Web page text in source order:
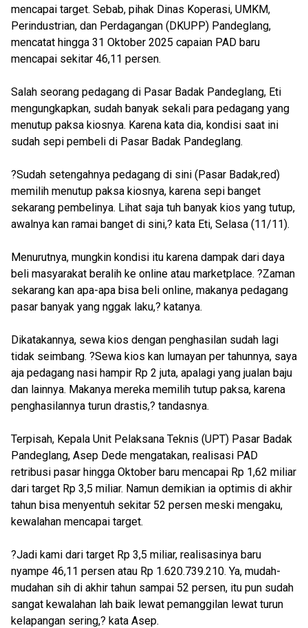
mencapai target. Sebab, pihak Dinas Koperasi, UMKM,
Perindustrian, dan Perdagangan (DKUPP) Pandeglang,
mencatat hingga 31 Oktober 2025 capaian PAD baru
mencapai sekitar 46,11 persen.
Salah seorang pedagang di Pasar Badak Pandeglang, Eti
mengungkapkan, sudah banyak sekali para pedagang yang
menutup paksa kiosnya. Karena kata dia, kondisi saat ini
sudah sepi pembeli di Pasar Badak Pandeglang.
?Sudah setengahnya pedagang di sini (Pasar Badak,red)
memilih menutup paksa kiosnya, karena sepi banget
sekarang pembelinya. Lihat saja tuh banyak kios yang tutup,
awalnya kan ramai banget di sini,? kata Eti, Selasa (11/11).
Menurutnya, mungkin kondisi itu karena dampak dari daya
beli masyarakat beralih ke online atau marketplace. ?Zaman
sekarang kan apa-apa bisa beli online, makanya pedagang
pasar banyak yang nggak laku,? katanya.
Dikatakannya, sewa kios dengan penghasilan sudah lagi
tidak seimbang. ?Sewa kios kan lumayan per tahunnya, saya
aja pedagang nasi hampir Rp 2 juta, apalagi yang jualan baju
dan lainnya. Makanya mereka memilih tutup paksa, karena
penghasilannya turun drastis,? tandasnya.
Terpisah, Kepala Unit Pelaksana Teknis (UPT) Pasar Badak
Pandeglang, Asep Dede mengatakan, realisasi PAD
retribusi pasar hingga Oktober baru mencapai Rp 1,62 miliar
dari target Rp 3,5 miliar. Namun demikian ia optimis di akhir
tahun bisa menyentuh sekitar 52 persen meski mengaku,
kewalahan mencapai target.
?Jadi kami dari target Rp 3,5 miliar, realisasinya baru
nyampe 46,11 persen atau Rp 1.620.739.210. Ya, mudah-
mudahan sih di akhir tahun sampai 52 persen, itu pun sudah
sangat kewalahan lah baik lewat pemanggilan lewat turun
kelapangan sering,? kata Asep.